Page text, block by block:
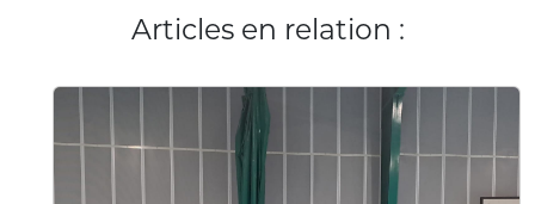
Articles en relation :